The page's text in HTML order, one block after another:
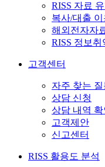
RISS 자료
복사/대출 이
해외전자자
RISS 정보
고객센터
자주 찾는 질
상담 신청
상담 내역 확
고객제안
신고센터
RISS 활용도 분석